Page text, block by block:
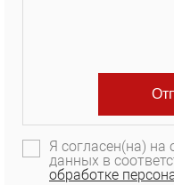
Я согласен(на) на
данных в
обработке